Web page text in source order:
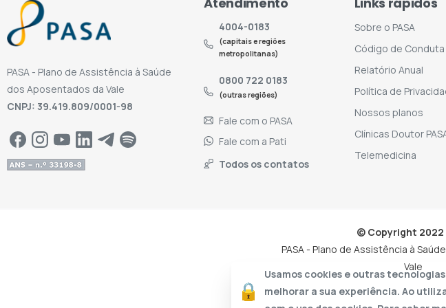
PASA - Plano de Assistência à Saúde
dos Aposentados da Vale
CNPJ: 39.419.809/0001-98
4004-0183
(capitais e regiões
metropolitanas)
0800 722 0183
(outras regiões)
Fale com o PASA
Fale com a Pati
Todos os contatos
Sobre o PASA
Código de Conduta
Relatório Anual
Política de
Nossos planos
Clínicas Doutor
Telemedicina
© Copyright 2022
PASA - Plano de Assistência à
Vale
Usamos cookies e outras
melhorar a sua experiência. Ao